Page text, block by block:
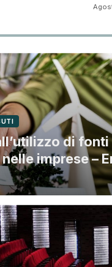
di fonti
imprese –